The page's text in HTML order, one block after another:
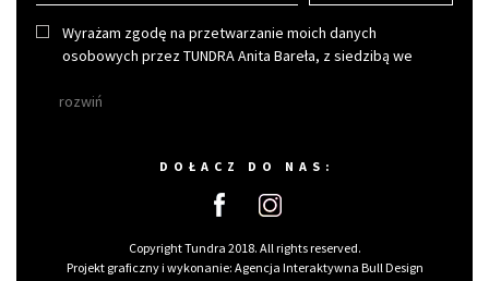
Wyrażam zgodę na przetwarzanie moich danych
osobowych przez TUNDRA Anita Bareła, z siedzibą we
rozwiń
DOŁACZ DO NAS:
Copyright Tundra 2018. All rights reserved.
Projekt graficzny i wykonanie: Agencja Interaktywna Bull Design